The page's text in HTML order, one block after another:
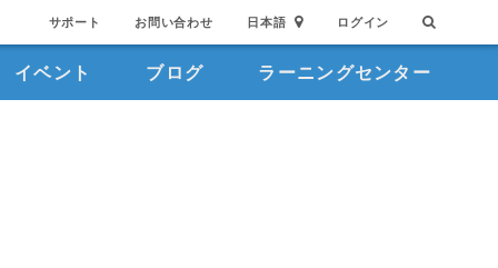
サポート お問い合わせ 日本語 ログイン
イベント ブログ ラーニングセンター